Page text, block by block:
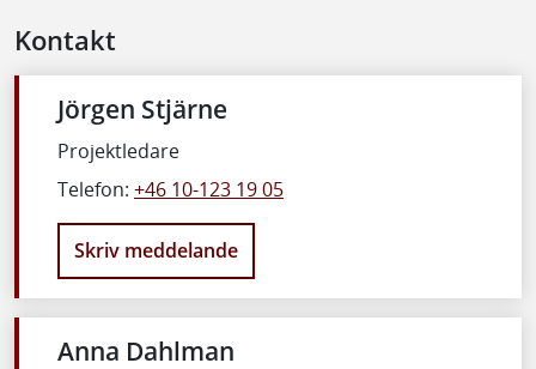
Kontakt
Jörgen Stjärne
Projektledare
Telefon: +46 10-123 19 05
Skriv meddelande
Anna Dahlman